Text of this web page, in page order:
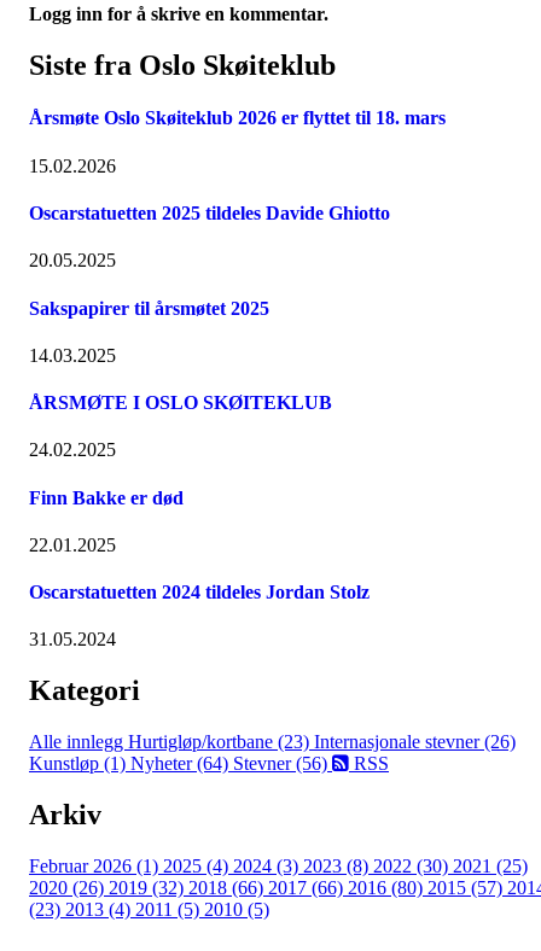
Logg inn for å skrive en kommentar.
Siste fra Oslo Skøiteklub
Årsmøte Oslo Skøiteklub 2026 er flyttet til 18. mars
15.02.2026
Oscarstatuetten 2025 tildeles Davide Ghiotto
20.05.2025
Sakspapirer til årsmøtet 2025
14.03.2025
ÅRSMØTE I OSLO SKØITEKLUB
24.02.2025
Finn Bakke er død
22.01.2025
Oscarstatuetten 2024 tildeles Jordan Stolz
31.05.2024
Kategori
Alle innlegg Hurtigløp/kortbane (23) Internasjonale stevner (26)
Kunstløp (1) Nyheter (64) Stevner (56) RSS
Arkiv
Februar 2026 (1) 2025 (4) 2024 (3) 2023 (8) 2022 (30) 2021 (25)
2020 (26) 2019 (32) 2018 (66) 2017 (66) 2016 (80) 2015 (57)
(23) 2013 (4) 2011 (5) 2010 (5)